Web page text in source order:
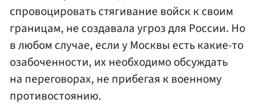
спровоцировать стягивание войск к своим
границам, не создавала угроз для России. Но
в любом случае, если у Москвы есть какие-то
озабоченности, их необходимо обсуждать
на переговорах, не прибегая к военному
противостоянию.